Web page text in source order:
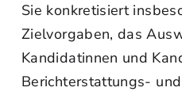
Sie konkretisiert
Zielvorgaben, das
Kandidatinnen und
Berichterstattungs- und